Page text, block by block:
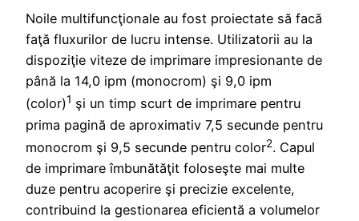
Noile multifuncţionale au fost proiectate să facă
faţă fluxurilor de lucru intense. Utilizatorii au la
dispoziţie viteze de imprimare impresionante de
până la 14,0 ipm (monocrom) şi 9,0 ipm
(color)1 şi un timp scurt de imprimare pentru
prima pagină de aproximativ 7,5 secunde pentru
monocrom şi 9,5 secunde pentru color2. Capul
de imprimare îmbunătăţit foloseşte mai multe
duze pentru acoperire şi precizie excelente,
contribuind la gestionarea eficientă a volumelor